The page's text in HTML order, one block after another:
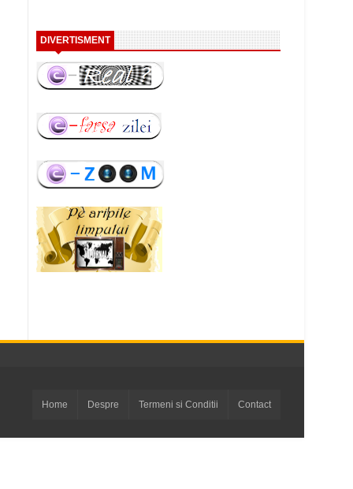
DIVERTISMENT
Home Despre Termeni si Conditii Contact